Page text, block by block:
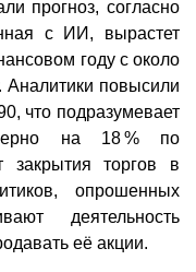
прогноз, согласно
с ИИ, вырастет
году с около
повысили
что подразумевает
на 18 % по
торгов в
опрошенных
деятельность
её акции.